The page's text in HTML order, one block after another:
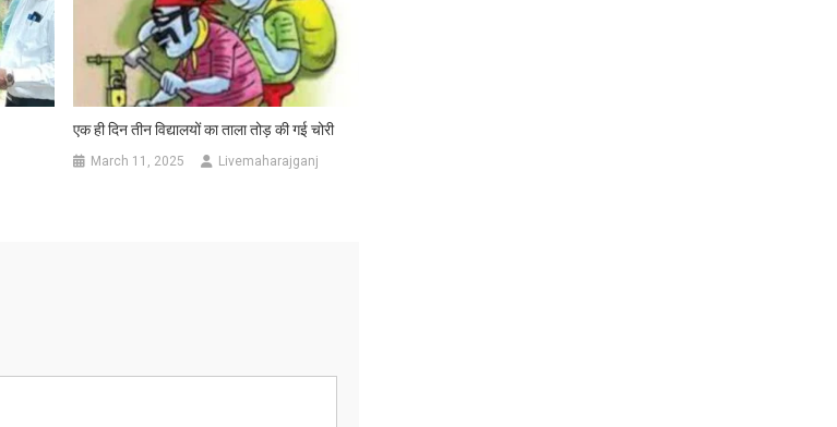
एक ही दिन तीन विद्यालयों का ताला तोड़ की गई चोरी
March 11, 2025 Livemaharajganj